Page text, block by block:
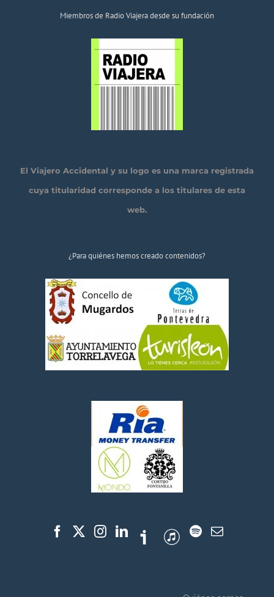
Miembros de Radio Viajera desde su fundación
El Viajero Accidental y su logo es una marca registrada
cuya titularidad corresponde a los titulares de esta
web.
¿Para quiénes hemos creado contenidos?